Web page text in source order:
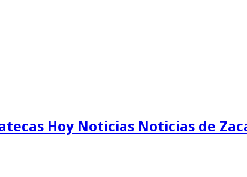
Hoy Noticias Noticias de